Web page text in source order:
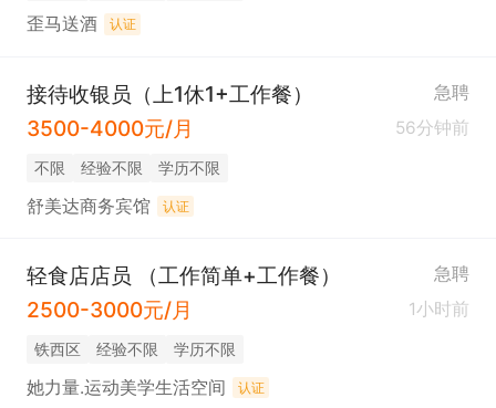
歪马送酒 认证
接待收银员（上1休1+工作餐） 急聘
3500-4000元/月 56分钟前
不限 经验不限 学历不限
舒美达商务宾馆 认证
轻食店店员 （工作简单+工作餐） 急聘
2500-3000元/月 1小时前
铁西区 经验不限 学历不限
她力量.运动美学生活空间 认证